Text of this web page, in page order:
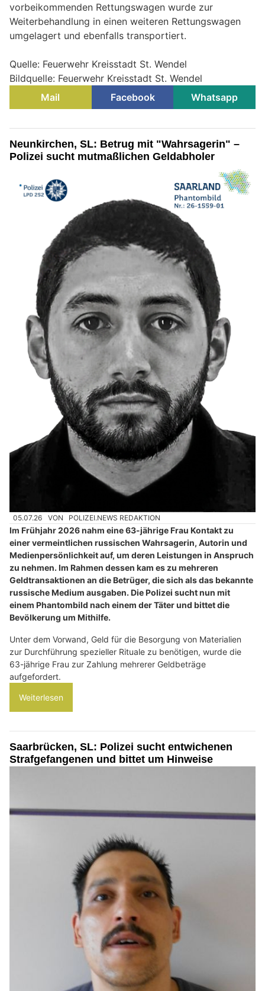
vorbeikommenden Rettungswagen wurde zur
Weiterbehandlung in einen weiteren Rettungswagen
umgelagert und ebenfalls transportiert.
Quelle: Feuerwehr Kreisstadt St. Wendel
Bildquelle: Feuerwehr Kreisstadt St. Wendel
Mail
Facebook Whatsapp
Neunkirchen, SL: Betrug mit "Wahrsagerin" –
Polizei sucht mutmaßlichen Geldabholer
05.07.26 VON POLIZEI.NEWS REDAKTION
Im Frühjahr 2026 nahm eine 63-jährige Frau Kontakt zu
einer vermeintlichen russischen Wahrsagerin, Autorin und
Medienpersönlichkeit auf, um deren Leistungen in Anspruch
zu nehmen. Im Rahmen dessen kam es zu mehreren
Geldtransaktionen an die Betrüger, die sich als das bekannte
russische Medium ausgaben. Die Polizei sucht nun mit
einem Phantombild nach einem der Täter und bittet die
Bevölkerung um Mithilfe.
Unter dem Vorwand, Geld für die Besorgung von Materialien
zur Durchführung spezieller Rituale zu benötigen, wurde die
63-jährige Frau zur Zahlung mehrerer Geldbeträge
aufgefordert.
Weiterlesen
Saarbrücken, SL: Polizei sucht entwichenen
Strafgefangenen und bittet um Hinweise